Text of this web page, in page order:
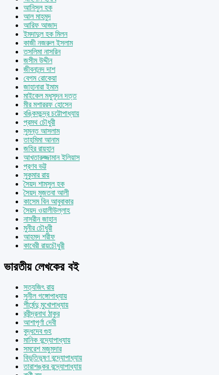
আনিসুল হক
আল মাহমুদ
আরিফ আজাদ
ইমদাদুল হক মিলন
কাজী নজরুল ইসলাম
তসলিমা নাসরিন
জসীম উদ্দীন
জীবনানন্দ দাশ
বেগম রোকেয়া
জাহানারা ইমাম
মাইকেল মধুসূদন দত্ত
মীর মশাররফ হোসেন
বঙ্কিমচন্দ্র চট্টোপাধ্যায়
প্রমথ চৌধুরী
সুমন্ত আসলাম
তাহমিমা আনাম
জহির রায়হান
আখতারুজ্জামান ইলিয়াস
প্রণব ভট্ট
সুকুমার রায়
সৈয়দ শামসুল হক
সৈয়দ মুজতবা আলী
কাসেম বিন আবুবাকার
সৈয়দ ওয়ালীউল্লাহ
নাসরীন জাহান
মুনীর চৌধুরী
আহমদ শরীফ
কাবেরী রায়চৌধুরী
ভারতীয় লেখকের বই
সত্যজিৎ রায়
সুনীল গঙ্গোপাধ্যায়
শীর্ষেন্দু মুখোপাধ্যায়
রবীন্দ্রনাথ ঠাকুর
আশাপূর্ণা দেবী
বুদ্ধদেব গুহ
মানিক বন্দ্যোপাধ্যায়
সমরেশ মজুমদার
বিভূতিভূষণ বন্দ্যোপাধ্যায়
তারাশঙ্কর বন্দ্যোপাধ্যায়